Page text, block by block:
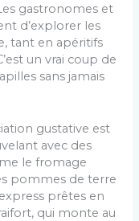
gastronomes et
d’explorer les
tant en apéritifs
un vrai coup de
sans jamais
gustative est
avec des
le fromage
pommes de terre
prêtes en
qui monte au